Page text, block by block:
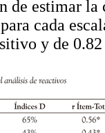
de estimar la
cada
y de